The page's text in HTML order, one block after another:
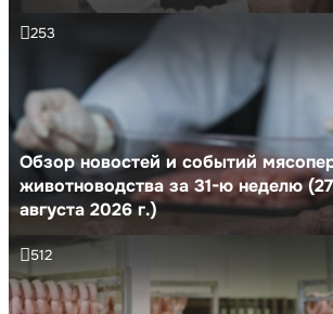
Обзор новостей и событий
животноводства за 31-ю неделю
августа 2026 г.)
253
512